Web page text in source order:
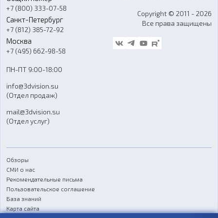
Контакты
Гос. закупки
Стать дилером
Блог
FAQ
+7 (800) 333-07-58
Санкт-Петербург
+7 (812) 385-72-92
Москва
+7 (495) 662-98-58
ПН-ПТ 9:00-18:00
info@3dvision.su
(Отдел продаж)
mail@3dvision.su
(Отдел услуг)
Copyright © 2011 - 2026
Все права защищены
Обзоры
СМИ о нас
Рекомендательные письма
Пользовательское соглашение
База знаний
Карта сайта